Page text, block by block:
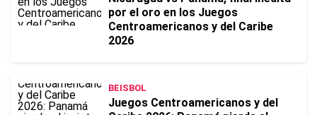
por el oro en los Juegos
Centroamericanos y del Caribe
2026
BEISBOL
Juegos Centroamericanos y del